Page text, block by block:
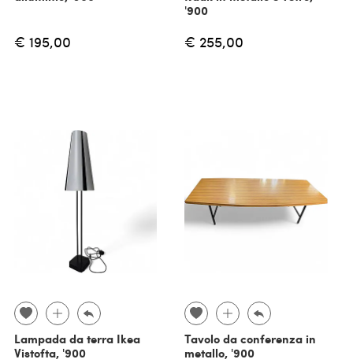
€ 195,00
'900
€ 255,00
Lampada da terra Ikea
Vistofta, '900
Tavolo da conferenza in
metallo, '900